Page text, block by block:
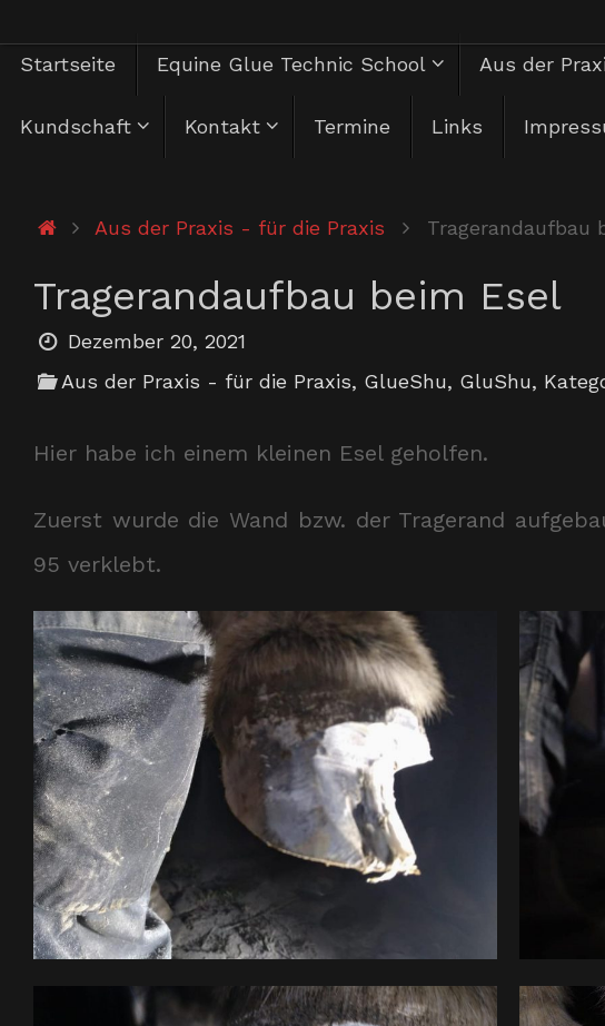
Zum
Zum
InhaltStartseite Equine Glue Technic School Aus der
Kundschaft Kontakt Termine Links
StartAus der Praxis - für die Praxis Tragerandaufbau
Tragerandaufbau beim Esel
Dezember 20, 2021
Aus der Praxis - für die Praxis, GlueShu, GluShu,
Hier habe ich einem kleinen Esel geholfen.
Zuerst wurde die Wand bzw. der Tragerand
95 verklebt.